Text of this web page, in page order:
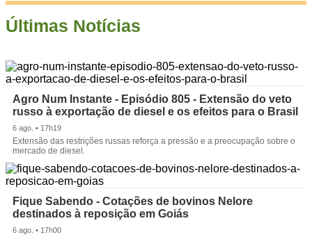
Últimas Notícias
Agro Num Instante - Episódio 805 - Extensão do veto
russo à exportação de diesel e os efeitos para o Brasil
6 ago. • 17h19
Extensão das restrições russas reforça a pressão e a preocupação sobre o
mercado de diesel.
Fique Sabendo - Cotações de bovinos Nelore
destinados à reposição em Goiás
6 ago. • 17h00